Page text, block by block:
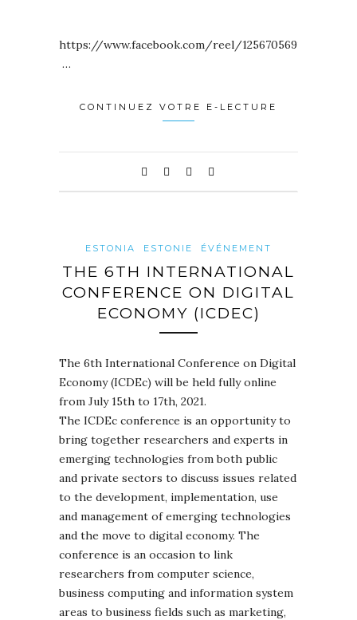
https://www.facebook.com/reel/1256705691638622
…
CONTINUEZ VOTRE E-LECTURE
ESTONIA ESTONIE ÉVÉNEMENT
THE 6TH INTERNATIONAL
CONFERENCE ON DIGITAL
ECONOMY (ICDEC)
The 6th International Conference on Digital
Economy (ICDEc) will be held fully online
from July 15th to 17th, 2021.
The ICDEc conference is an opportunity to
bring together researchers and experts in
emerging technologies from both public
and private sectors to discuss issues related
to the development, implementation, use
and management of emerging technologies
and the move to digital economy. The
conference is an occasion to link
researchers from computer science,
business computing and information system
areas to business fields such as marketing,